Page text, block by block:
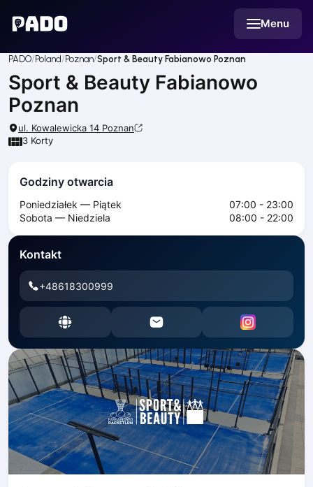
Menu
Українська
Русский
English Cities
Prague
Batumi
Kutaisi
Riga
Arlamow
Bialystok
Bielsko-Biala
Bolesławiec
Bydgoszcz
Chojnice
Czestochowa
Dabrowa Gornicza
Elblag
Elk
Gdansk
Gdynia
Grudziądz
Kalisz
Katowice
Katowice Area
PADO Poland Poznan Sport & Beauty Fabianowo Poznan
Sport & Beauty Fabianowo
Poznan
ul. Kowalewicka 14 Poznan
3 Korty
Godziny otwarcia
Poniedziałek — Piątek
07:00 - 23:00
Sobota — Niedziela
08:00 - 22:00
Kontakt
+48618300999